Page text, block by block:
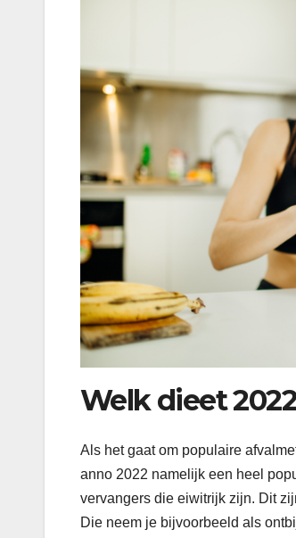
Welk dieet 2022
Als het gaat om populaire
anno 2022 namelijk een heel
vervangers die eiwitrijk zijn. Dit
Die neem je bijvoorbeeld als